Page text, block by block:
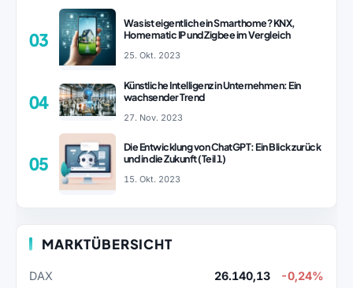
03
Was ist eigentlich ein Smarthome? KNX,
Homematic IP und Zigbee im Vergleich
25. Okt. 2023
04
Künstliche Intelligenz in Unternehmen: Ein
wachsender Trend
27. Nov. 2023
05
Die Entwicklung von ChatGPT: Ein Blick zurück
und in die Zukunft (Teil 1)
15. Okt. 2023
MARKTÜBERSICHT
DAX 26.140,13 -0,24%